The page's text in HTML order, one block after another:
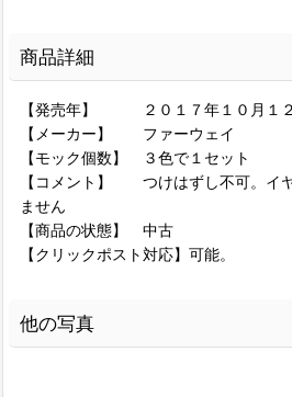
商品詳細
【発売年】 ２０１７年１０月１
【メーカー】 ファーウェイ
【モック個数】 ３色で１セット
【コメント】 つけはずし不可。イ
ません
【商品の状態】 中古
【クリックポスト対応】可能。
他の写真